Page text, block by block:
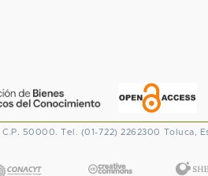
C.P. 50000. Tel. (01-722) 2262300 Toluca,